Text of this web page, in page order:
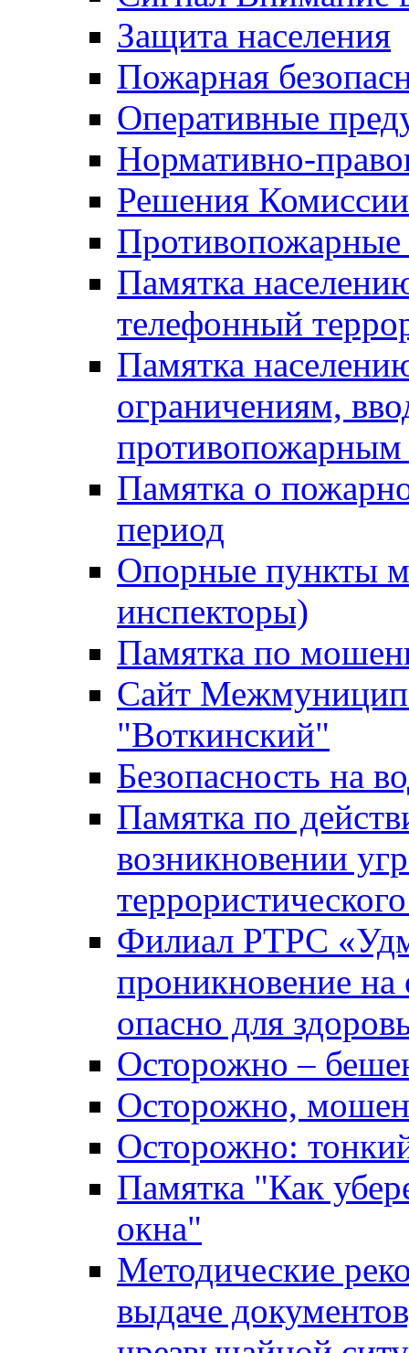
Защита населения
Пожарная
Оперативные
Нормативно-
Решения
Противопожарные
Памятка
телефонный
Памятка
ограничениям,
Памятка о
период
Опорные пункты
инспекторы)
Памятка по
Сайт
"Воткинский"
Безопасность на
Памятка по
возникновении
Филиал РТРС
проникновение на
опасно для
Осторожно –
Осторожно,
Осторожно:
Памятка "Как
окна"
Методические
выдаче